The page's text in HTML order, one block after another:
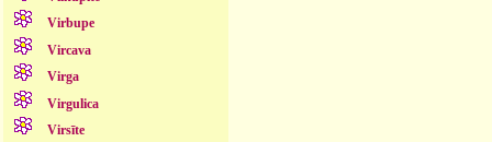
Virbupe
Vircava
Virga
Virgulica
Virsīte